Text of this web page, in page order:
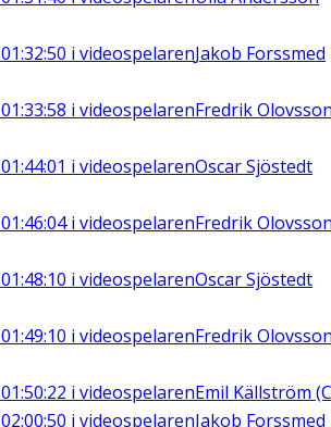
01:32:50 i videospelarenJakob Forssmed
01:33:58 i videospelarenFredrik
01:44:01 i videospelarenOscar Sjöstedt
01:46:04i videospelarenFredrik
01:48:10 i videospelarenOscar Sjöstedt
01:49:10 i videospelarenFredrik
01:50:22 i videospelarenEmil Källström
02:00:50 i videospelarenJakob Forssmed